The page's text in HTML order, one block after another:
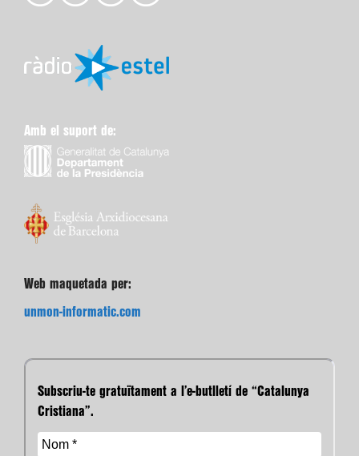
Amb el suport de:
Web maquetada per:
unmon-informatic.com
Subscriu-te gratuïtament a l’e-butlletí de “Catalunya
Cristiana”.